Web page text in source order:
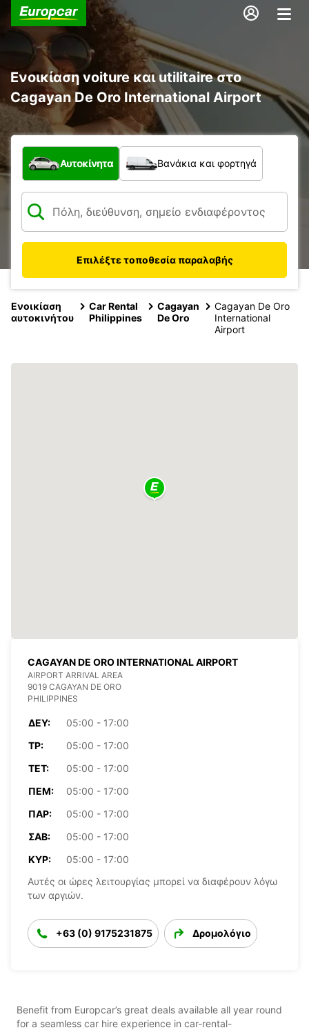
Ενοικίαση voiture και utilitaire στο
Cagayan De Oro International Airport
Τι τύπος οχήματος;
Αυτοκίνητα Βανάκια και φορτηγά
Επιλέξτε τοποθεσία παραλαβής
Ενοικίαση
αυτοκινήτου
Car Rental
Philippines
Cagayan
De Oro
Cagayan De Oro
International
Airport
CAGAYAN DE ORO INTERNATIONAL AIRPORT
AIRPORT ARRIVAL AREA
9019 CAGAYAN DE ORO
PHILIPPINES
ΔΕΥ:
05:00 - 17:00
ΤΡ:
05:00 - 17:00
ΤΕΤ:
05:00 - 17:00
ΠΈΜ:
05:00 - 17:00
ΠΑΡ:
05:00 - 17:00
ΣΆΒ:
05:00 - 17:00
ΚΥΡ:
05:00 - 17:00
Αυτές οι ώρες λειτουργίας μπορεί να διαφέρουν λόγω
των αργιών.
+63 (0) 9175231875 Δρομολόγιο
Benefit from Europcar’s great deals available all year round
for a seamless car hire experience in car-rental-